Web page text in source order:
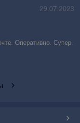
29.07.2023
Оперативно. Супер.